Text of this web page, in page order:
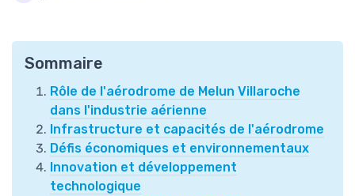
Sommaire
Rôle de l'aérodrome de Melun Villaroche
dans l'industrie aérienne
Infrastructure et capacités de l'aérodrome
Défis économiques et environnementaux
Innovation et développement
technologique